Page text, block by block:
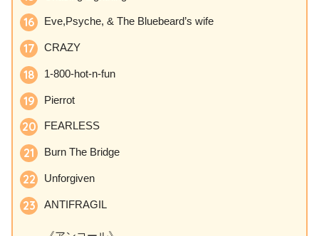
Eve,Psyche, & The Bluebeard’s wife
CRAZY
1-800-hot-n-fun
Pierrot
FEARLESS
Burn The Bridge
Unforgiven
ANTIFRAGIL